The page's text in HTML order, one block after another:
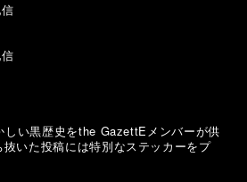
しい黒歴史をthe GazettEメンバーが供
いた投稿には特別なステッカーをプ